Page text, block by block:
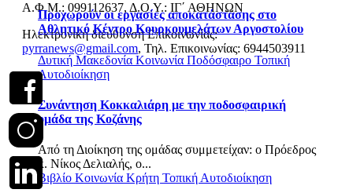
Προχωρούν οι εργασίες αποκατάστασης στο
Αθλητικό Κέντρο Κουρκουμελάτων Αργοστολίου
Δυτική Μακεδονία Κοινωνία Ποδόσφαιρο Τοπική
Αυτοδιοίκηση
Συνάντηση Κοκκαλιάρη με την ποδοσφαιρική
ομάδα της Κοζάνης
Από τη Διοίκηση της ομάδας συμμετείχαν: o Πρόεδρος
κ. Νίκος Δελιαλής, ο...
Βιβλίο Κοινωνία Κρήτη Τοπική Αυτοδιοίκηση
Α.Φ.Μ.: 099112637, Δ.Ο.Υ.: ΙΓ΄ ΑΘΗΝΩΝ
Ηλεκτρονική διεύθυνση Επικοινωνίας:
pyrranews@gmail.com, Τηλ. Επικοινωνίας: 6944503911